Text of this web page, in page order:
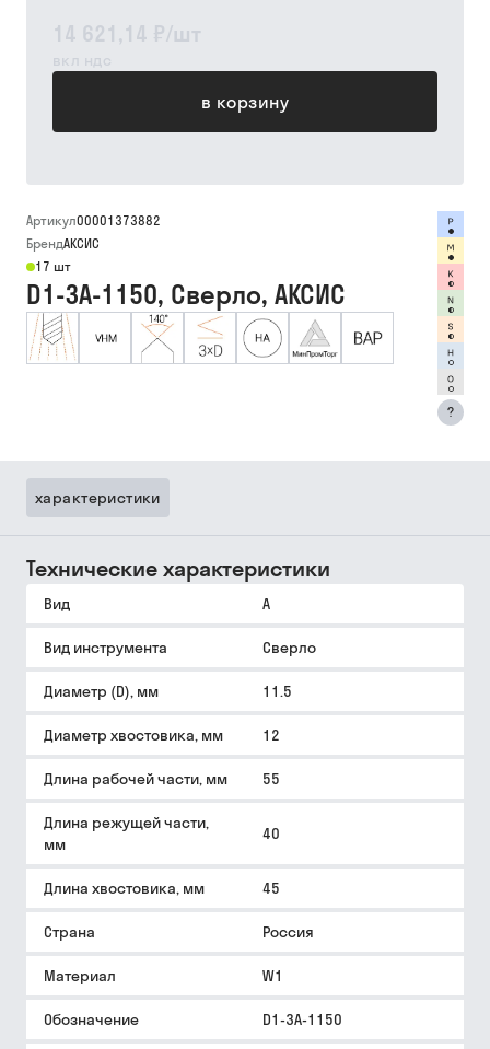
14 621,14 ₽/шт
вкл ндс
в корзину
Артикул00001373882
БрендАКСИС
17 шт
D1-3A-1150, Сверло, АКСИС
?
характеристики
Технические характеристики
Вид A
Вид инструмента Сверло
Диаметр (D), мм 11.5
Диаметр хвостовика, мм 12
Длина рабочей части, мм 55
Длина режущей части,
мм
40
Длина хвостовика, мм 45
Страна Россия
Материал W1
Обозначение D1-3A-1150